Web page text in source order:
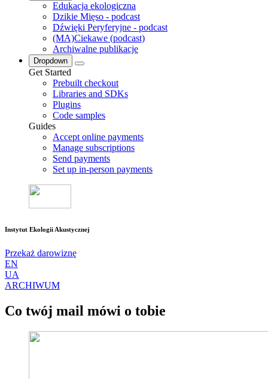
Edukacja ekologiczna
Dzikie Mięso - podcast
Dźwięki Peryferyjne - podcast
(MA)Ciekawe (podcast)
Archiwalne publikacje
Dropdown
Get Started
Prebuilt checkout
Libraries and SDKs
Plugins
Code samples
Guides
Accept online payments
Manage subscriptions
Send payments
Set up in-person payments
Instytut Ekologii Akustycznej
Przekaż darowiznę
EN
UA
ARCHIWUM
Co twój mail mówi o tobie